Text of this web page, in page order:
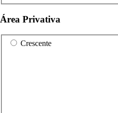
Área Privativa
Crescente